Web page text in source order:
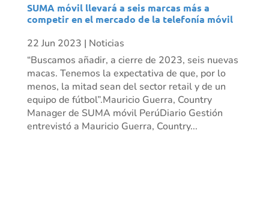
SUMA móvil llevará a seis marcas más a
competir en el mercado de la telefonía móvil
22 Jun 2023 | Noticias
“Buscamos añadir, a cierre de 2023, seis nuevas
macas. Tenemos la expectativa de que, por lo
menos, la mitad sean del sector retail y de un
equipo de fútbol”.Mauricio Guerra, Country
Manager de SUMA móvil PerúDiario Gestión
entrevistó a Mauricio Guerra, Country...